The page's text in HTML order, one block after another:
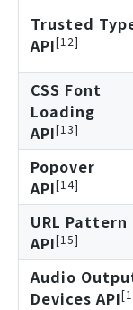
Trusted
API[12]
CSS Font
Loading
API[13]
Popover
API[14]
URL Pattern
API[15]
Audio
Devices API